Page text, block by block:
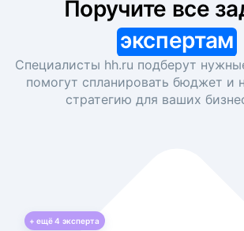
экспертам
Специалисты hh.ru подберут
помогут спланировать бюджет и
стратегию для ваших
+ ещё4 эксперта